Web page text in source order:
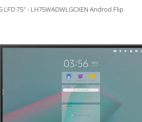
LFD 75" - LH75WADWLGCXEN Androd Flip